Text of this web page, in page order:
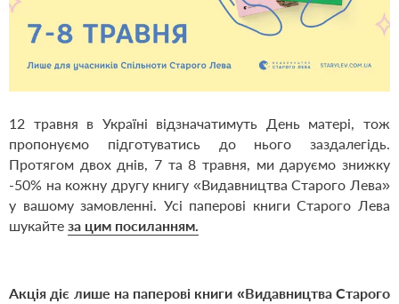
12 травня в Україні відзначатимуть День матері, тож
пропонуємо підготуватись до нього заздалегідь.
Протягом двох днів, 7 та 8 травня, ми даруємо знижку
-50% на кожну другу книгу «Видавництва Старого Лева»
у вашому замовленні. Усі паперові книги Старого Лева
шукайте за цим посиланням.
Акція діє лише на паперові книги «Видавництва Старого